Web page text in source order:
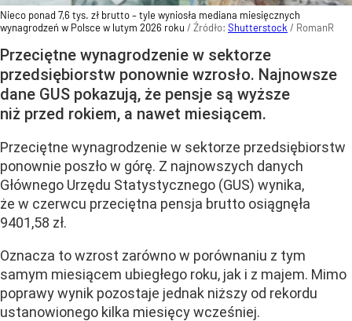
Nieco ponad 7,6 tys. zł brutto – tyle wyniosła mediana miesięcznych
wynagrodzeń w Polsce w lutym 2026 roku / Źródło: Shutterstock / RomanR
Przeciętne wynagrodzenie w sektorze
przedsiębiorstw ponownie wzrosło. Najnowsze
dane GUS pokazują, że pensje są wyższe
niż przed rokiem, a nawet miesiącem.
Przeciętne wynagrodzenie w sektorze przedsiębiorstw
ponownie poszło w górę. Z najnowszych danych
Głównego Urzędu Statystycznego (GUS) wynika,
że w czerwcu przeciętna pensja brutto osiągnęła
9401,58 zł.
Oznacza to wzrost zarówno w porównaniu z tym
samym miesiącem ubiegłego roku, jak i z majem. Mimo
poprawy wynik pozostaje jednak niższy od rekordu
ustanowionego kilka miesięcy wcześniej.